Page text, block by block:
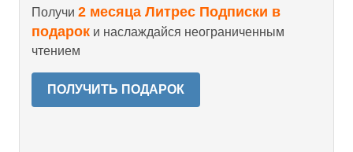
Получи 2 месяца Литрес Подписки в
подарок и наслаждайся неограниченным
чтением
ПОЛУЧИТЬ ПОДАРОК